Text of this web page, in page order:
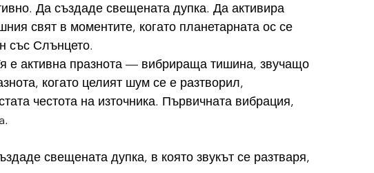
Да създаде свещената дупка. Да активира
свят в моментите, когато планетарната ос се
със Слънцето.
е активна празнота — вибрираща тишина, звучащо
когато целият шум се е разтворил,
честота на източника. Първичната вибрация,
свещената дупка, в която звукът се разтваря,